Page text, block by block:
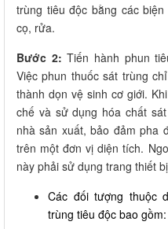
trùng tiêu độc bằng các
cọ, rửa.
Bước 2: Tiến hành phun
Việc phun thuốc sát trùng
thành dọn vệ sinh cơ giới.
chế và sử dụng hóa chất
nhà sản xuất, bảo đảm pha
trên một đơn vị diện tích.
này phải sử dụng trang thiết
Các đối tượng thuộc
trùng tiêu độc bao gồm: